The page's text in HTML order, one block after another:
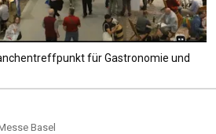
für Gastronomie und
Basel